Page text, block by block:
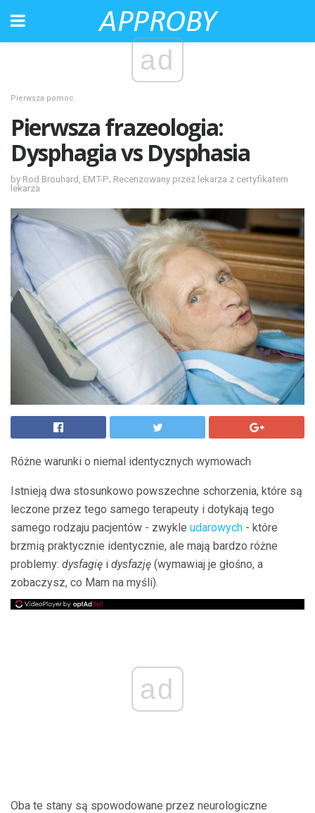
ad
Pierwsza pomoc
Pierwsza frazeologia:
Dysphagia vs Dysphasia
by Rod Brouhard, EMT-P; Recenzowany przez lekarza z certyfikatem
lekarza
Różne warunki o niemal identycznych wymowach
Istnieją dwa stosunkowo powszechne schorzenia, które są
leczone przez tego samego terapeuty i dotykają tego
samego rodzaju pacjentów - zwykle udarowych - które
brzmią praktycznie identycznie, ale mają bardzo różne
problemy: dysfagię i dysfazję (wymawiaj je głośno, a
zobaczysz, co Mam na myśli).
ad
Oba te stany są spowodowane przez neurologiczne